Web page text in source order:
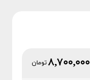
۸,۷۰۰,۰۰۰تومان